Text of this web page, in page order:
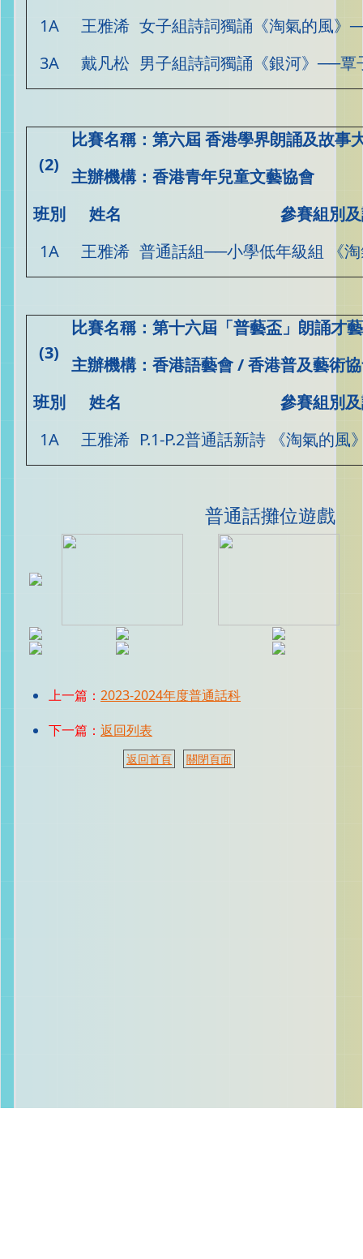
1A
王雅浠 女子組詩詞獨誦《淘氣的風》
3A
戴凡松 男子組詩詞獨誦《銀河》──覃
(2)
比賽名稱：第六屆 香港學界朗誦及故事
主辦機構：香港青年兒童文藝協會
班別
姓名
參賽組別
1A
王雅浠 普通話組──小學低年級組 《
(3)
比賽名稱： 第十六屆「普藝盃」朗誦才
主辦機構：香港語藝會/香港普及藝術
班別
姓名
參賽組別
1A
王雅浠 P.1-P.2普通話新詩 《淘氣的風
普通話攤位遊戲
上一篇：2023-2024年度普通話科
下一篇：返回列表
返回首頁 關閉頁面